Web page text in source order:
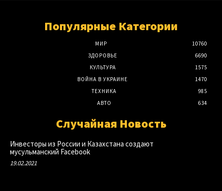
Популярные Категории
МИР
10760
ЗДОРОВЬЕ
6690
КУЛЬТУРА
1575
ВОЙНА В УКРАИНЕ
1470
ТЕХНИКА
985
АВТО
634
Случайная Новость
Инвесторы из России и Казахстана создают
мусульманский Facebook
19.02.2021